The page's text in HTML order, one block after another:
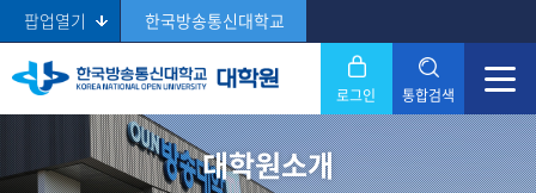
팝업열기 한국방송통신대학교
로그인 통합검색
Search 닫기
대학원소개